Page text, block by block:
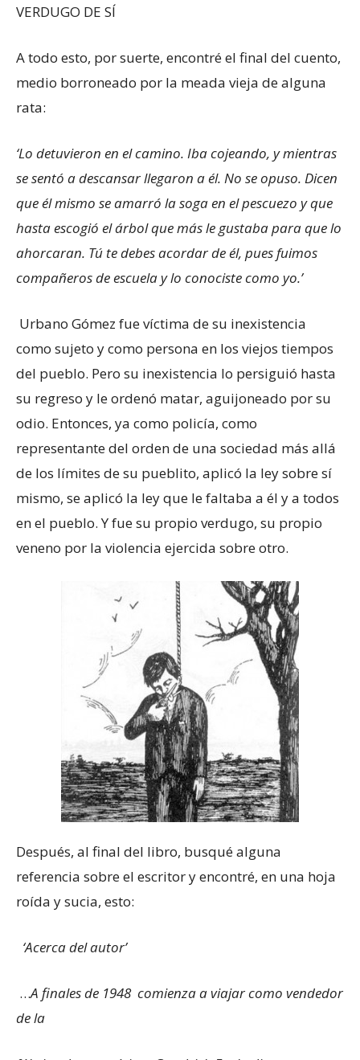
VERDUGO DE SÍ
A todo esto, por suerte, encontré el final del cuento,
medio borroneado por la meada vieja de alguna
rata:
‘Lo detuvieron en el camino. Iba cojeando, y mientras
se sentó a descansar llegaron a él. No se opuso. Dicen
que él mismo se amarró la soga en el pescuezo y que
hasta escogió el árbol que más le gustaba para que lo
ahorcaran. Tú te debes acordar de él, pues fuimos
compañeros de escuela y lo conociste como yo.’
Urbano Gómez fue víctima de su inexistencia
como sujeto y como persona en los viejos tiempos
del pueblo. Pero su inexistencia lo persiguió hasta
su regreso y le ordenó matar, aguijoneado por su
odio. Entonces, ya como policía, como
representante del orden de una sociedad más allá
de los límites de su pueblito, aplicó la ley sobre sí
mismo, se aplicó la ley que le faltaba a él y a todos
en el pueblo. Y fue su propio verdugo, su propio
veneno por la violencia ejercida sobre otro.
Después, al final del libro, busqué alguna
referencia sobre el escritor y encontré, en una hoja
roída y sucia, esto:
‘Acerca del autor’
…A finales de 1948 comienza a viajar como vendedor
de la